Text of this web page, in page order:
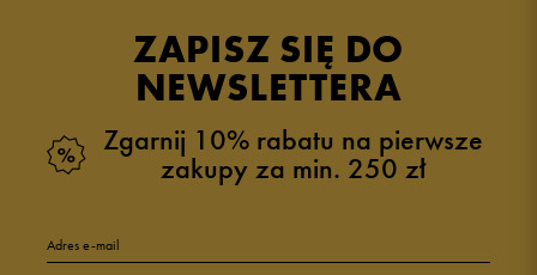
ZAPISZ SIĘ DO
NEWSLETTERA
Zgarnij 10% rabatu na pierwsze
zakupy za min. 250 zł
Adres e-mail